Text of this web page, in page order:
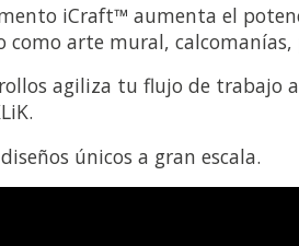
iCraft™ aumenta el
como arte mural,
agiliza tu flujo de trabajo
únicos a gran escala.